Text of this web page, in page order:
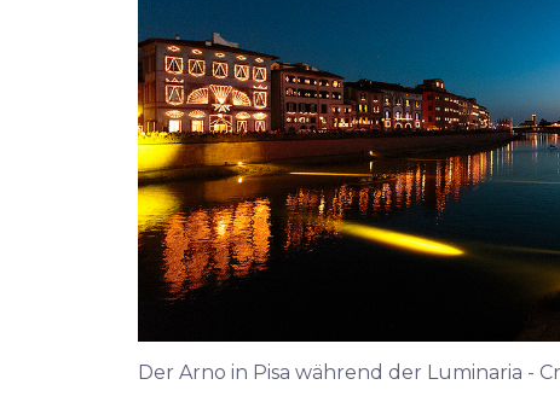
Der Arno in Pisa während der Luminaria -